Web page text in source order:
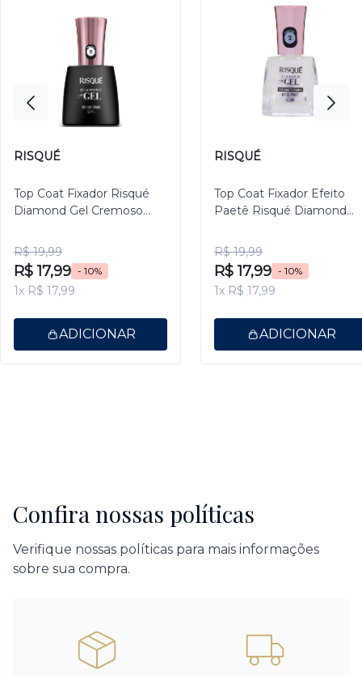
RISQUÉ
Top Coat Fixador Risqué
Diamond Gel Cremoso
R$ 19,99
R$ 17,99 - 10%
1x R$ 17,99
ADICIONAR
RISQUÉ
Top Coat Fixador Efeito
Paetê Risqué Diamond
R$ 19,99
R$ 17,99 - 10%
1x R$ 17,99
ADICIONAR
Confira nossas políticas
Verifique nossas políticas para mais informações
sobre sua compra.